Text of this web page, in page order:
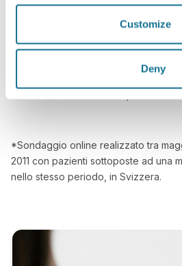
Customize
Deny
o molto soddisfatto del
*Sondaggio online realizzato tra
2011 con pazienti sottoposte ad una
nello stesso periodo, in Svizzera.